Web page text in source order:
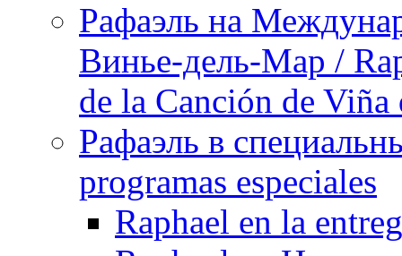
Рафаэль на
Винье-дель-Мар /
de la Canción de
Рафаэль в
programas especiales
Raphael en la